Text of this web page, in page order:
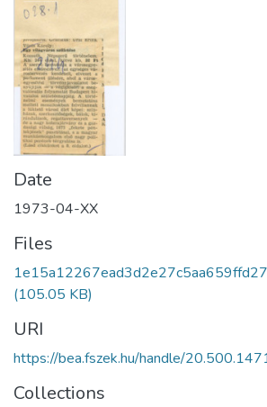
Date
1973-04-XX
Files
(105.05 KB)
URI
https://bea.fszek.hu/handle/
Collections